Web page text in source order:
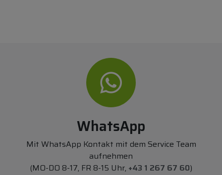
WhatsApp
Mit WhatsApp Kontakt mit dem Service Team
aufnehmen
(MO-DO 8-17, FR 8-15 Uhr, +43 1 267 67 60)